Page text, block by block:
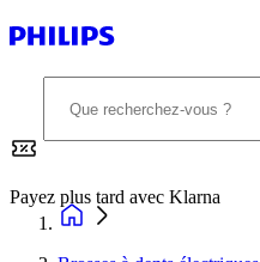
Payez plus tard avec Klarna